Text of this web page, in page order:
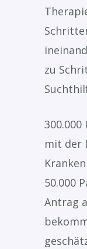
zu
mit der
50.000
Antrag